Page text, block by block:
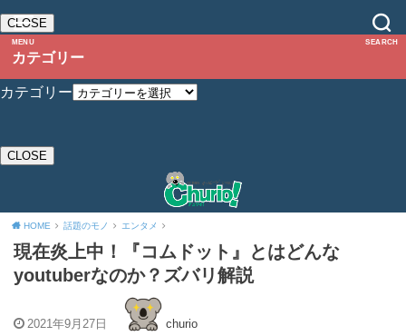
MENU
CLOSE
カテゴリー
カテゴリー
CLOSE
SEARCH
HOME 話題のモノ エンタメ
現在炎上中！『コムドット』とはどんな
youtuberなのか？ズバリ解説
2021年9月27日 churio